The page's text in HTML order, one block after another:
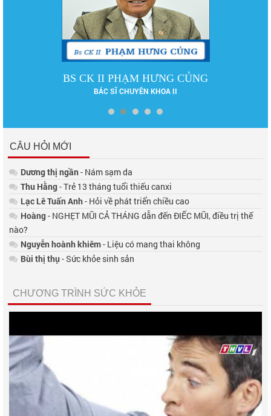
BS CK II PHẠM HƯNG CỦNG
BÁC SĨ CHUYÊN KHOA II
CÂU HỎI MỚI
Dương thị ngần- Nám sạm da
Thu Hằng- Trẻ 13 tháng tuổi thiếu canxi
Lạc Lê Tuấn Anh- Hỏi về phát triển chiều cao
Hoàng- NGHẸT MŨI CẢ THÁNG dẫn đến ĐIẾC MŨI, điều trị thế
nào?
Nguyễn hoành khiêm- Liệu có mang thai không
Bùi thị thụ- Sức khỏe sinh sản
CHƯƠNG TRÌNH SỨC KHỎE